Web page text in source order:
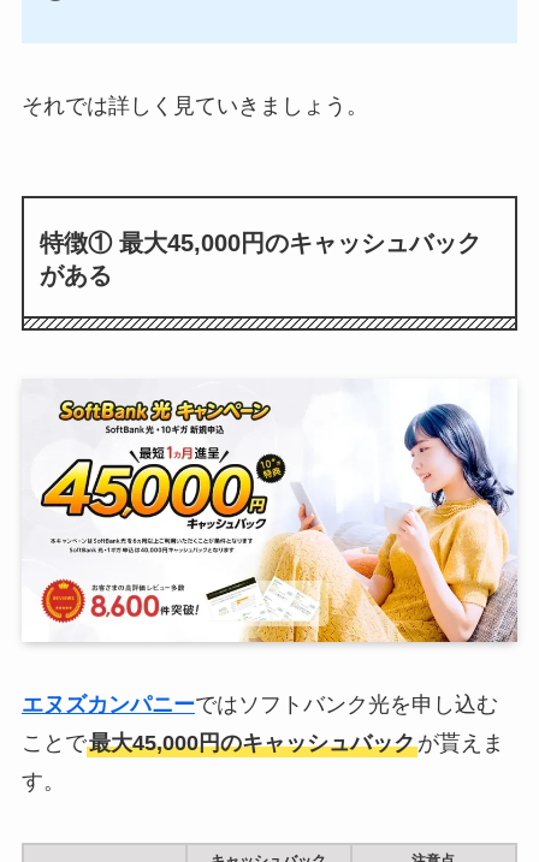
それでは詳しく見ていきましょう。
特徴① 最大45,000円のキャッシュバック
がある
エヌズカンパニーではソフトバンク光を申し込む
ことで最大45,000円のキャッシュバックが貰えま
す。